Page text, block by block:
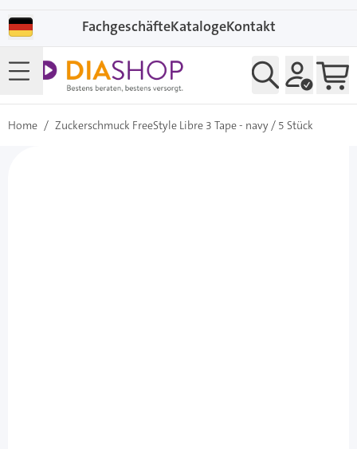
FachgeschäfteKatalogeKontakt
Home / Zuckerschmuck FreeStyle Libre 3 Tape - navy / 5 Stück